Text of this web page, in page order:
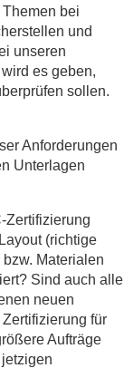
bei
und
unseren
es geben,
sollen.
Anforderungen
Unterlagen
Zertifizierung
(richtige
Materialen
Sind auch alle
neuen
für
Aufträge